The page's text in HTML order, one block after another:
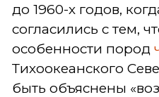
до 1960-х годов,
согласились с тем,
особенности пород
Тихоокеанского
быть объяснены